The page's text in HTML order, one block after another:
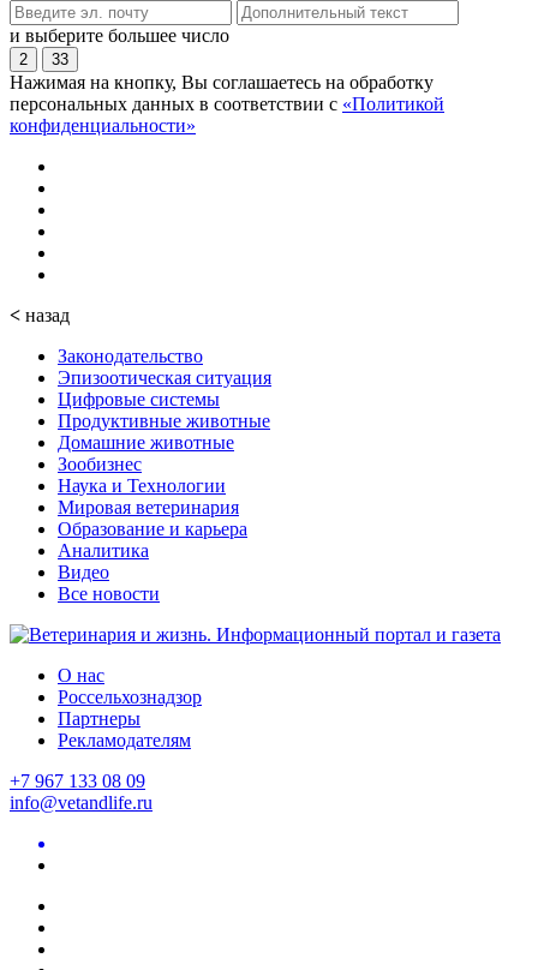
и выберите большее число
2 33
Нажимая на кнопку, Вы соглашаетесь на обработку
персональных данных в соответствии с «Политикой
конфиденциальности»
< назад
Законодательство
Эпизоотическая ситуация
Цифровые системы
Продуктивные животные
Домашние животные
Зообизнес
Наука и Технологии
Мировая ветеринария
Образование и карьера
Аналитика
Видео
Все новости
О нас
Россельхознадзор
Партнеры
Рекламодателям
+7 967 133 08 09
info@vetandlife.ru